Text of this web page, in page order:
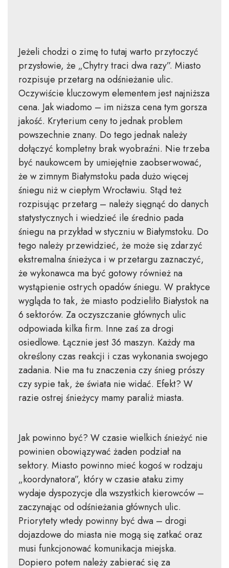
Jeżeli chodzi o zimę to tutaj warto przytoczyć
przysłowie, że „Chytry traci dwa razy”. Miasto
rozpisuje przetarg na odśnieżanie ulic.
Oczywiście kluczowym elementem jest najniższa
cena. Jak wiadomo – im niższa cena tym gorsza
jakość. Kryterium ceny to jednak problem
powszechnie znany. Do tego jednak należy
dołączyć kompletny brak wyobraźni. Nie trzeba
być naukowcem by umiejętnie zaobserwować,
że w zimnym Białymstoku pada dużo więcej
śniegu niż w ciepłym Wrocławiu. Stąd też
rozpisując przetarg – należy sięgnąć do danych
statystycznych i wiedzieć ile średnio pada
śniegu na przykład w styczniu w Białymstoku. Do
tego należy przewidzieć, że może się zdarzyć
ekstremalna śnieżyca i w przetargu zaznaczyć,
że wykonawca ma być gotowy również na
wystąpienie ostrych opadów śniegu. W praktyce
wygląda to tak, że miasto podzieliło Białystok na
6 sektorów. Za oczyszczanie głównych ulic
odpowiada kilka firm. Inne zaś za drogi
osiedlowe. Łącznie jest 36 maszyn. Każdy ma
określony czas reakcji i czas wykonania swojego
zadania. Nie ma tu znaczenia czy śnieg prószy
czy sypie tak, że świata nie widać. Efekt? W
razie ostrej śnieżycy mamy paraliż miasta.
Jak powinno być? W czasie wielkich śnieżyć nie
powinien obowiązywać żaden podział na
sektory. Miasto powinno mieć kogoś w rodzaju
„koordynatora”, który w czasie ataku zimy
wydaje dyspozycje dla wszystkich kierowców –
zaczynając od odśnieżania głównych ulic.
Priorytety wtedy powinny być dwa – drogi
dojazdowe do miasta nie mogą się zatkać oraz
musi funkcjonować komunikacja miejska.
Dopiero potem należy zabierać się za